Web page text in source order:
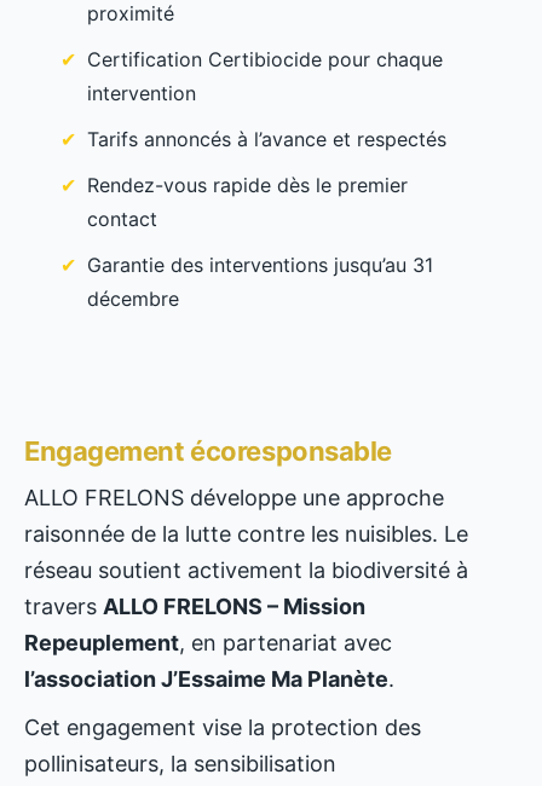
proximité
Certification Certibiocide pour chaque
intervention
Tarifs annoncés à l’avance et respectés
Rendez-vous rapide dès le premier
contact
Garantie des interventions jusqu’au 31
décembre
Engagement écoresponsable
ALLO FRELONS développe une approche
raisonnée de la lutte contre les nuisibles. Le
réseau soutient activement la biodiversité à
travers ALLO FRELONS – Mission
Repeuplement, en partenariat avec
l’association J’Essaime Ma Planète.
Cet engagement vise la protection des
pollinisateurs, la sensibilisation